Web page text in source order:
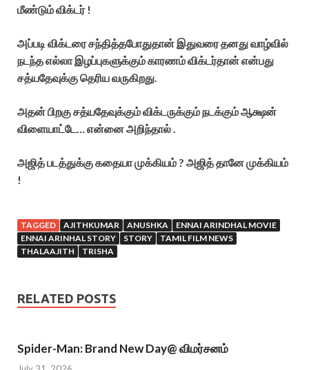
மீண்டும் விக்டர் !
அப்படி விக்டரை சந்தித்தபோதுதான் இதுவரை தனது வாழ்வில்
நடந்த எல்லா இழப்புகளுக்கும் காரணம் விக்டர்தான் என்பது
சத்யதேவுக்கு தெரிய வருகிறது.
அதன் பிறகு சத்யதேவுக்கும் விக்டருக்கும் நடக்கும் ஆக்ஷன்
விளையாட்டே… என்னை அறிந்தால் .
அஜித் படத்துக்கு கதையா முக்கியம் ? அஜித் தானே முக்கியம்
!
TAGGED AJITHKUMAR ANUSHKA
ENNAI ARINDHAL MOVIE
ENNAI ARINHAL STORY
STORY
TAMIL FILM NEWS
THALAAJITH
TRISHA
RELATED POSTS
Spider-Man: Brand New Day@ விமர்சனம்